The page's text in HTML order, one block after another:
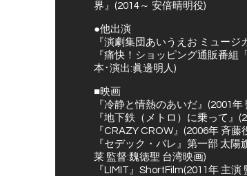
界』(2014～ 安倍晴明役)
●他出演
『演劇集団あいうえお ミュー
『痛快！ショッピング通販番組
本･演出:眞邊明人)
■映画
『冷静と情熱のあいだ』(2001年
『地下鉄（メトロ）に乗って』
『CRAZY CROW』(2006年 斉藤
『セデック・バレ』第一部 太
莱 監督:魏徳聖 台湾映画)
『LIMIT』ShortFilm(2011年 主演